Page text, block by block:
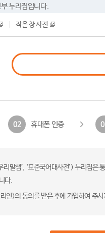
누리집입니다.
작은 창 사전
02 휴대폰 인증
말샘’, ‘표준국어대사전’) 누리집
다.
인)의 동의를 받은 후에 가입하여 주